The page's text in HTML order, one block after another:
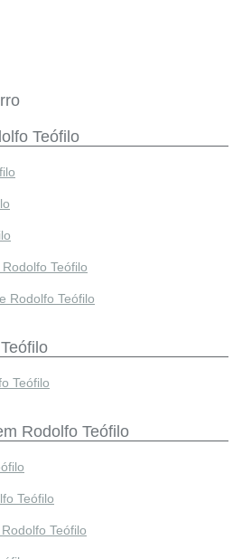
Teófilo
Teófilo
Rodolfo Teófilo
Teófilo
Rodolfo Teófilo
Teófilo
Teófilo